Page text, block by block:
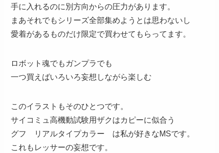
手に入れるのに別方向からの圧力があります。
まあそれでもシリーズ全部集めようとは思わないし
愛着があるものだけ限定で買わせてもらってます。
ロボット魂でもガンプラでも
一つ買えばいろいろ妄想しながら楽しむ
このイラストもそのひとつです。
サイコミュ高機動試験用ザクはカピーに似合う
グフ リアルタイプカラー は私が好きなMSです。
これもレッサーの妄想です。